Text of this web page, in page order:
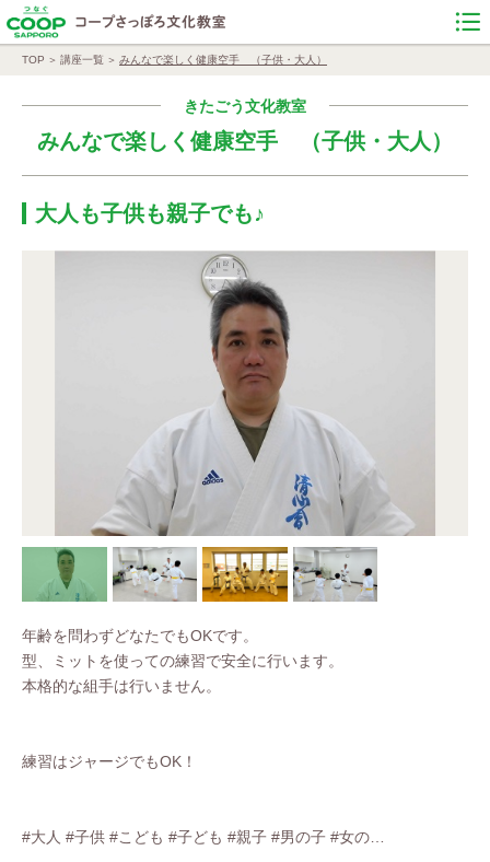
TOP 講座一覧 みんなで楽しく健康空手 （子供・大人）
きたごう文化教室
みんなで楽しく健康空手 （子供・大人）
大人も子供も親子でも♪
年齢を問わずどなたでもOKです。
型、ミットを使っての練習で安全に行います。
本格的な組手は行いません。
練習はジャージでもOK！
#大人 #子供 #こども #子ども #親子 #男の子 #女の